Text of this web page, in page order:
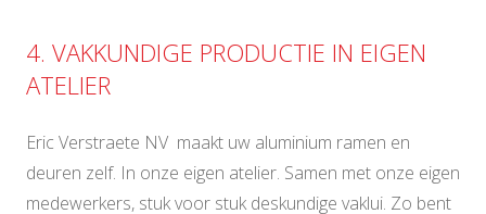
4. VAKKUNDIGE PRODUCTIE IN EIGEN
ATELIER
Eric Verstraete NV maakt uw aluminium ramen en
deuren zelf. In onze eigen atelier. Samen met onze eigen
medewerkers, stuk voor stuk deskundige vaklui. Zo bent